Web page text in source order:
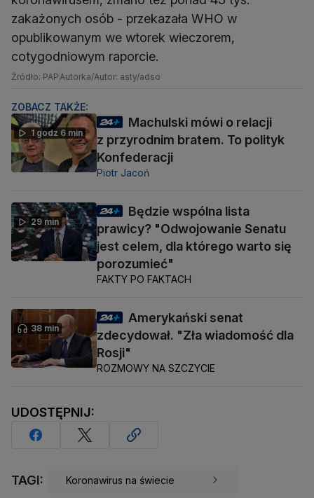
zakażonych osób - przekazała WHO w
opublikowanym we wtorek wieczorem,
cotygodniowym raporcie.
Źródło: PAPAutorka/Autor: asty/adso
ZOBACZ TAKŻE:
1 godz 6 min
Machulski mówi o relacji
z przyrodnim bratem. To polityk
Konfederacji
Piotr Jacoń
29 min
Będzie wspólna lista
prawicy? "Odwojowanie Senatu
jest celem, dla którego warto się
porozumieć"
FAKTY PO FAKTACH
38 min
Amerykański senat
zdecydował. "Zła wiadomość dla
Rosji"
ROZMOWY NA SZCZYCIE
UDOSTĘPNIJ:
TAGI: Koronawirus na świecie